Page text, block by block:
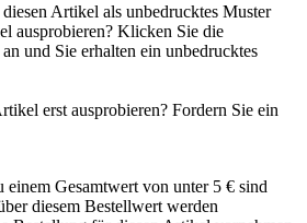
Artikel als unbedrucktes Muster
ausprobieren? Klicken Sie die
und Sie erhalten ein unbedrucktes
erst ausprobieren? Fordern Sie ein
einem Gesamtwert von unter 5 € sind
diesem Bestellwert werden